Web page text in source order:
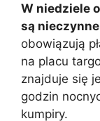
W niedziele
są nieczynne
obowiązują
na placu
znajduje się
godzin
kumpiry.